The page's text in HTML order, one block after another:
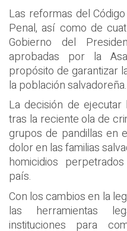
Las reformas del
Penal, así como de
Gobierno del
aprobadas por la
propósito de garantizar
la población salvadoreña.
La decisión de
tras la reciente ola de
grupos de pandillas en
dolor en las familias
homicidios
país.
Con los cambios en la
las herramientas
instituciones para